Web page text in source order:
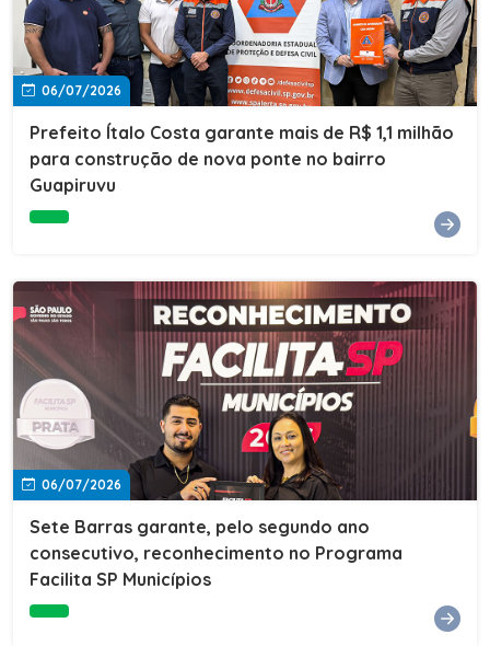
06/07/2026
Prefeito Ítalo Costa garante mais de R$ 1,1 milhão
para construção de nova ponte no bairro
Guapiruvu
06/07/2026
Sete Barras garante, pelo segundo ano
consecutivo, reconhecimento no Programa
Facilita SP Municípios